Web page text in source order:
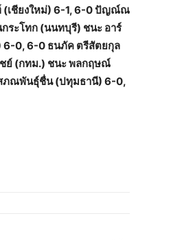
(เชียงใหม่) 6-1, 6-0 ปัญณ์ณ
ระโทก (นนทบุรี) ชนะ อาร์
6-0, 6-0 ธนภัค ตรีสัตยกุล
ย์ (กทม.) ชนะ พลกฤษณ์
ภณพันธุ์ชื่น (ปทุมธานี) 6-0,